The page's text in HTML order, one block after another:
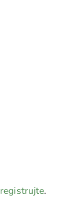
registrujte.